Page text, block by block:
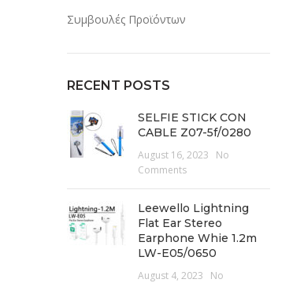
Συμβουλές Προϊόντων
RECENT POSTS
SELFIE STICK CON
CABLE Z07-5f/0280
August 16, 2023
No
Comments
Leewello Lightning
Flat Ear Stereo
Earphone Whie 1.2m
LW-E05/0650
August 4, 2023
No